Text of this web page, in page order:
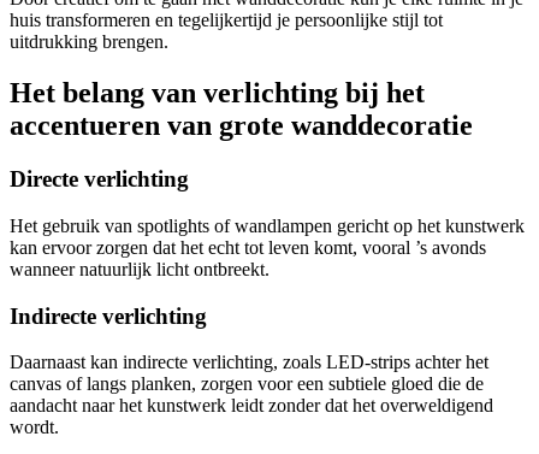
huis transformeren en tegelijkertijd je persoonlijke stijl tot
uitdrukking brengen.
Het belang van verlichting bij het
accentueren van grote wanddecoratie
Directe verlichting
Het gebruik van spotlights of wandlampen gericht op het kunstwerk
kan ervoor zorgen dat het echt tot leven komt, vooral ’s avonds
wanneer natuurlijk licht ontbreekt.
Indirecte verlichting
Daarnaast kan indirecte verlichting, zoals LED-strips achter het
canvas of langs planken, zorgen voor een subtiele gloed die de
aandacht naar het kunstwerk leidt zonder dat het overweldigend
wordt.